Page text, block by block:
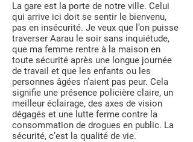
La gare est la porte de notre ville. Celui
qui arrive ici doit se sentir le bienvenu,
pas en insécurité. Je veux que l’on puisse
traverser Aarau le soir sans inquiétude,
que ma femme rentre à la maison en
toute sécurité après une longue journée
de travail et que les enfants ou les
personnes âgées n’aient pas peur. Cela
signifie une présence policière claire, un
meilleur éclairage, des axes de vision
dégagés et une lutte ferme contre la
consommation de drogues en public. La
sécurité, c’est la qualité de vie.